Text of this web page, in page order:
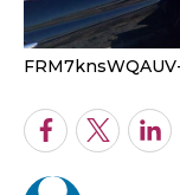
Facebook
Twitter